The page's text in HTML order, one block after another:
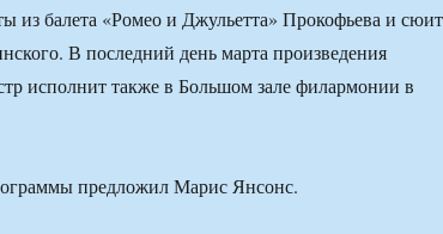
из балета «Ромео и Джульетта» Прокофьева и
В последний день марта произведения
исполнит также в Большом зале филармонии в
предложил Марис Янсонс.